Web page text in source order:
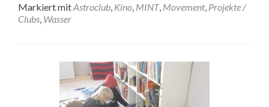
Markiert mitAstroclub, Kino, MINT, Movement, Projekte /
Clubs, Wasser